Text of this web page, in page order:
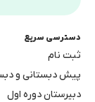
دسترسی سریع
ثبت نام
پیش دبستانی و
دبیرستان دوره اول